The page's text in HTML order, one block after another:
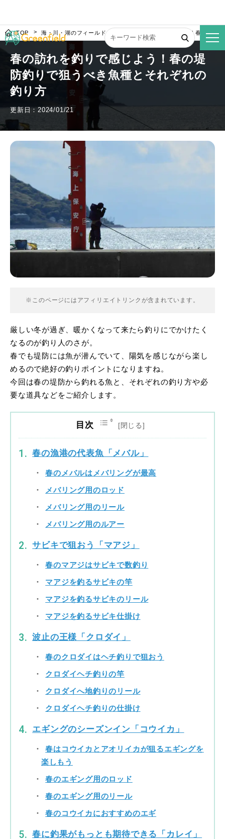
TOP 海・川・湖のフィールド 春の訪れを釣りで感じよう！春の堤防
春の訪れを釣りで感じよう！春の堤
防釣りで狙うべき魚種とそれぞれの
釣り方
更新日：2024/01/21
※このページにはアフィリエイトリンクが含まれています。
厳しい冬が過ぎ、暖かくなって来たら釣りにでかけたく
なるのが釣り人のさが。
春でも堤防には魚が潜んでいて、陽気を感じながら楽し
めるので絶好の釣りポイントになりますね。
今回は春の堤防から釣れる魚と、それぞれの釣り方や必
要な道具などをご紹介します。
目次
春の漁港の代表魚「メバル」
春のメバルはメバリングが最高
メバリング用のロッド
メバリング用のリール
メバリング用のルアー
サビキで狙おう「マアジ」
春のマアジはサビキで数釣り
マアジを釣るサビキの竿
マアジを釣るサビキのリール
マアジを釣るサビキ仕掛け
波止の王様「クロダイ」
春のクロダイはヘチ釣りで狙おう
クロダイヘチ釣りの竿
クロダイへ地釣りのリール
クロダイヘチ釣りの仕掛け
エギングのシーズンイン「コウイカ」
春はコウイカとアオリイカが狙るエギングを
楽しもう
春のエギング用のロッド
春のエギング用のリール
春のコウイカにおすすめのエギ
春に釣果がもっとも期待できる「カレイ」